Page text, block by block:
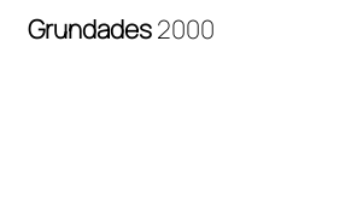
Grundades2000